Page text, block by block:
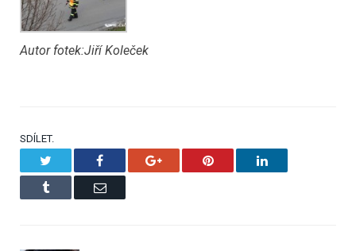
Autor fotek:Jiří Koleček
SDÍLET.
Facebook Google+ Pinterest LinkedIn
Tumblr Email